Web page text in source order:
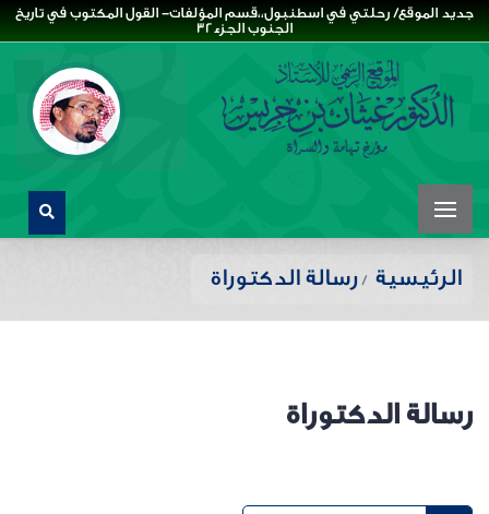
جديد الموقع/ رحلتي في اسطنبول،،قسم المؤلفات- القول المكتوب في تاريخ
الجنوب الجزء32
الرئيسية رسالة الدكتوراة
رسالة الدكتوراة